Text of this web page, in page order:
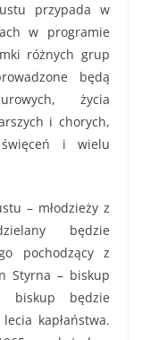
przypada w
w programie
różnych grup
będą
życia
i chorych,
święceń i wielu
– młodzieży z
będzie
pochodzący z
Styrna – biskup
biskup będzie
kapłaństwa.